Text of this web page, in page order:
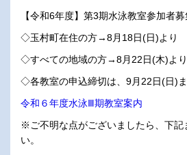
【令和6年度】第3期水泳教室参加者募
◇玉村町在住の方→8月18日(日)より
◇すべての地域の方→8月22日(木)より
◇各教室の申込締切は、9月22日(日)ま
令和６年度水泳Ⅲ期教室案内
※ご不明な点がございましたら、下記
い。